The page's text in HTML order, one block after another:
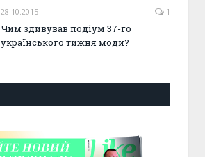
28.10.2015 1
Чим здивував подіум 37-го
українського тижня моди?